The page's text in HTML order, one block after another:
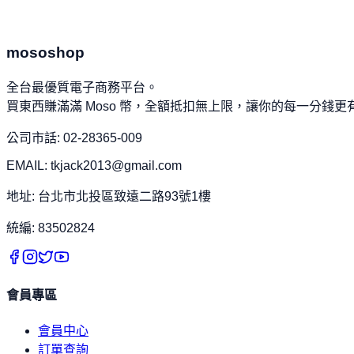
mososhop
全台最優質電子商務平台。
買東西賺滿滿 Moso 幣，全額抵扣無上限，讓你的每一分錢更
公司市話: 02-28365-009
EMAIL: tkjack2013@gmail.com
地址: 台北市北投區致遠二路93號1樓
統編: 83502824
會員專區
會員中心
訂單查詢